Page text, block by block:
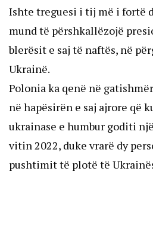
Ishte treguesi i tij më i fortë
mund të përshkallëzojë
blerësit e saj të naftës, në
Ukrainë.
Polonia ka qenë në
në hapësirën e saj ajrore që
ukrainase e humbur goditi
vitin 2022, duke vrarë dy
pushtimit të plotë të